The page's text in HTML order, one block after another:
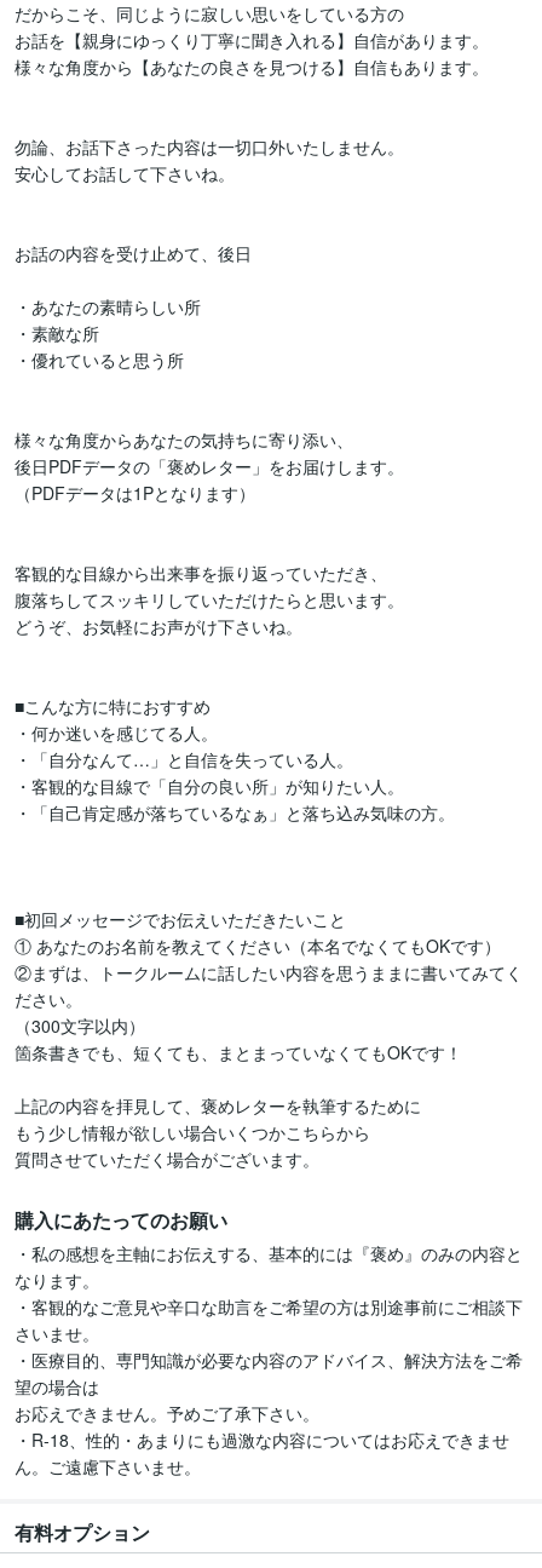
だからこそ、同じように寂しい思いをしている方の
お話を【親身にゆっくり丁寧に聞き入れる】自信があります。
様々な角度から【あなたの良さを見つける】自信もあります。
勿論、お話下さった内容は一切口外いたしません。
安心してお話して下さいね。
お話の内容を受け止めて、後日
・あなたの素晴らしい所
・素敵な所
・優れていると思う所
様々な角度からあなたの気持ちに寄り添い、
後日PDFデータの「褒めレター」をお届けします。
（PDFデータは1Pとなります）
客観的な目線から出来事を振り返っていただき、
腹落ちしてスッキリしていただけたらと思います。
どうぞ、お気軽にお声がけ下さいね。
■こんな方に特におすすめ
・何か迷いを感じてる人。
・「自分なんて…」と自信を失っている人。
・客観的な目線で「自分の良い所」が知りたい人。
・「自己肯定感が落ちているなぁ」と落ち込み気味の方。
■初回メッセージでお伝えいただきたいこと
① あなたのお名前を教えてください（本名でなくてもOKです）
②まずは、トークルームに話したい内容を思うままに書いてみてく
ださい。
（300文字以内）
箇条書きでも、短くても、まとまっていなくてもOKです！
上記の内容を拝見して、褒めレターを執筆するために
もう少し情報が欲しい場合いくつかこちらから
購入にあたってのお願い
・私の感想を主軸にお伝えする、基本的には『褒め』のみの内容と
なります。
・客観的なご意見や辛口な助言をご希望の方は別途事前にご相談下
さいませ。
・医療目的、専門知識が必要な内容のアドバイス、解決方法をご希
望の場合は
お応えできません。予めご了承下さい。
・R-18、性的・あまりにも過激な内容についてはお応えできませ
有料オプション